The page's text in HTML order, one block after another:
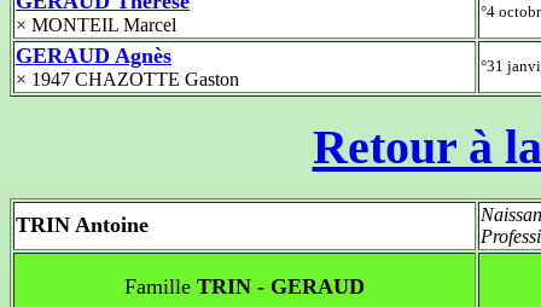
× MONTEIL Marcel
°4
GERAUD Agnès
× 1947 CHAZOTTE Gaston
°31
Retour à
TRIN Antoine
Famille TRIN - GERAUD